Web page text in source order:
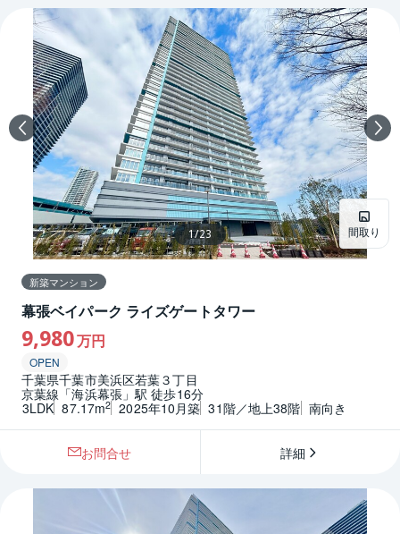
間取り
1/23
新築マンション
幕張ベイパーク ライズゲートタワー
9,980万円
OPEN
千葉県千葉市美浜区若葉３丁目
京葉線「海浜幕張」駅 徒歩16分
3LDK 87.17m2 2025年10月築 31階／地上38階 南向き
お問合せ 詳細